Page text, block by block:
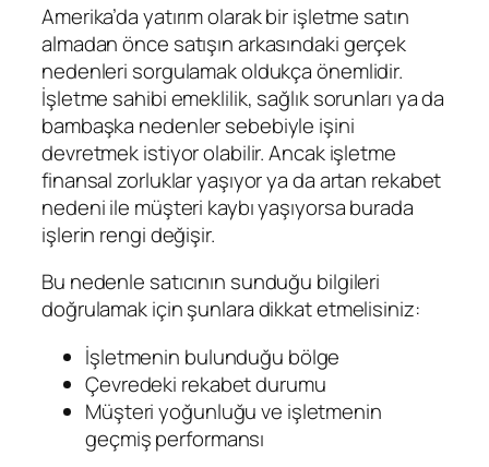
Amerika’da yatırım olarak bir işletme satın
almadan önce satışın arkasındaki gerçek
nedenleri sorgulamak oldukça önemlidir.
İşletme sahibi emeklilik, sağlık sorunları ya da
bambaşka nedenler sebebiyle işini
devretmek istiyor olabilir. Ancak işletme
finansal zorluklar yaşıyor ya da artan rekabet
nedeni ile müşteri kaybı yaşıyorsa burada
işlerin rengi değişir.
Bu nedenle satıcının sunduğu bilgileri
doğrulamak için şunlara dikkat etmelisiniz:
İşletmenin bulunduğu bölge
Çevredeki rekabet durumu
Müşteri yoğunluğu ve işletmenin
geçmiş performansı